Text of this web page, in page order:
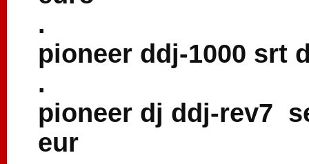
.
pioneer ddj-1000 srt
.
pioneer dj ddj-rev7
eur